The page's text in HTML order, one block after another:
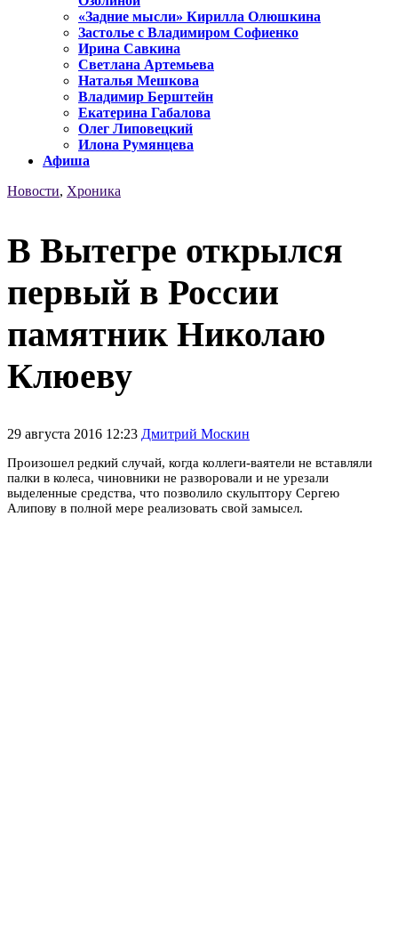
«Задние мысли» Кирилла Олюшкина
Застолье с Владимиром Софиенко
Ирина Савкина
Светлана Артемьева
Наталья Мешкова
Владимир Берштейн
Екатерина Габалова
Олег Липовецкий
Илона Румянцева
Афиша
Новости, Хроника
В Вытегре открылся
первый в России
памятник Николаю
Клюеву
29 августа 2016 12:23 Дмитрий Москин
Произошел редкий случай, когда коллеги-ваятели не вставляли
палки в колеса, чиновники не разворовали и не урезали
выделенные средства, что позволило скульптору Сергею
Алипову в полной мере реализовать свой замысел.